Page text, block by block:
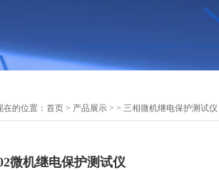
在的位置： 首页 > 产品展示 > > 三相微机继电保护测试仪
微机继电保护测试仪